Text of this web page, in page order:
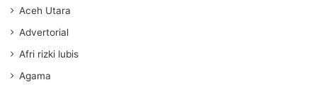
Aceh Utara
Advertorial
Afri rizki lubis
Agama